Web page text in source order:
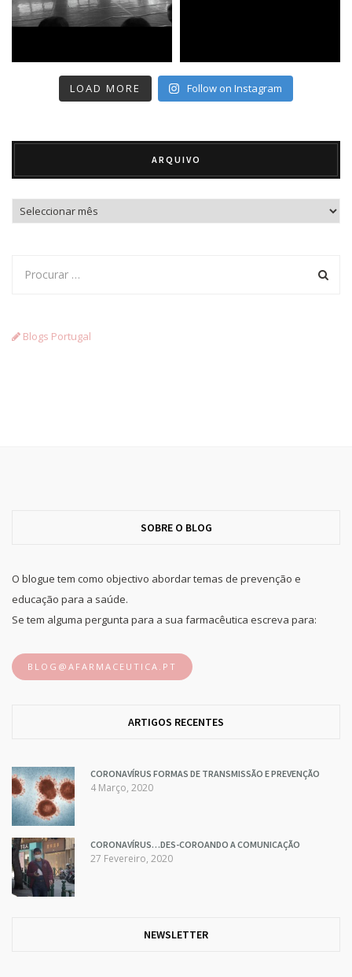
LOAD MORE Follow on Instagram
ARQUIVO
Arquivo
Blogs Portugal
SOBRE O BLOG
O blogue tem como objectivo abordar temas de prevenção e
educação para a saúde.
Se tem alguma pergunta para a sua farmacêutica escreva para:
BLOG@AFARMACEUTICA.PT
ARTIGOS RECENTES
CORONAVÍRUS FORMAS DE TRANSMISSÃO E PREVENÇÃO
4 Março, 2020
CORONAVÍRUS…DES-COROANDO A COMUNICAÇÃO
27 Fevereiro, 2020
NEWSLETTER